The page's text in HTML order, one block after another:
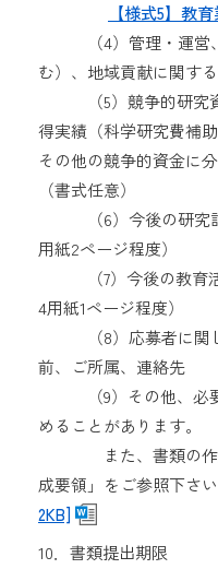
【様式5】教
（4）管理・運営、
む）、地域貢献に関す
（5）競争的研究資
得実績（科学研究費補
その他の競争的資金に
（書式任意）
（6）今後の研究計
用紙2ページ程度）
（7）今後の教育活
4用紙1ページ程度）
（8）応募者に関し
前、ご所属、連絡先
（9）その他、必要
めることがあります。
また、書類の作成
成要領」をご参照下さい
2KB]
10．書類提出期限